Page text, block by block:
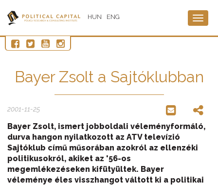
HUN ENG
Bayer Zsolt a Sajtóklubban
2001-11-25
Bayer Zsolt, ismert jobboldali véleményformáló,
durva hangon nyilatkozott az ATV televízió
Sajtóklub című műsorában azokról az ellenzéki
politikusokról, akiket az '56-os
megemlékezéseken kifütyültek. Bayer
véleménye éles visszhangot váltott ki a politikai